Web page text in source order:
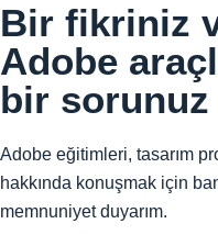
Bir fikriniz
Adobe
bir
Adobe eğitimleri, tasarım
hakkında konuşmak için
memnuniyet duyarım.